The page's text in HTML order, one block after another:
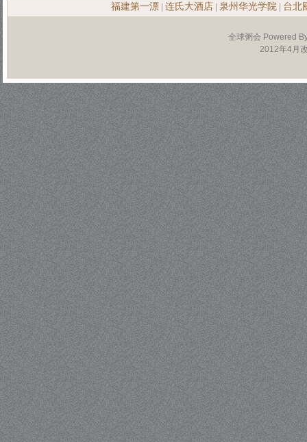
福建第一漂 连氏大酒店 泉州华光学院 台北
全球粥会 Powered
2012年4月